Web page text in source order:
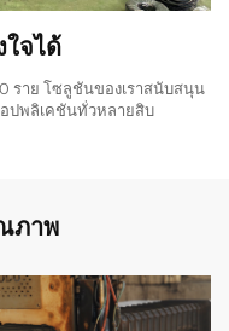
ใจได้
ราย โซลูชันของเราสนับสนุน
ปพลิเคชันทั่วหลายสิบ
ภาพ